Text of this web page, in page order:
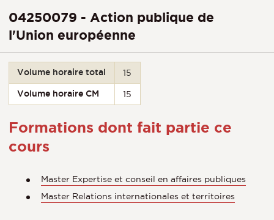
04250079 - Action publique de
l'Union européenne
Volume horaire total 15
Volume horaire CM 15
Formations dont fait partie ce
cours
Master Expertise et conseil en affaires publiques
Master Relations internationales et territoires